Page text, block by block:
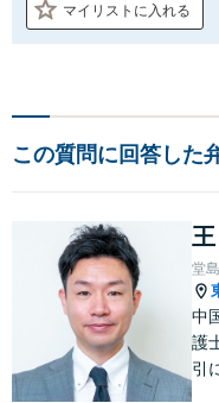
マイリストに入れる
この質問に回答した
堂
中
護
引